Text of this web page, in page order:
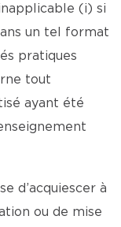
(i) si
un tel format
pratiques
tout
ayant été
d’acquiescer à
ou de mise